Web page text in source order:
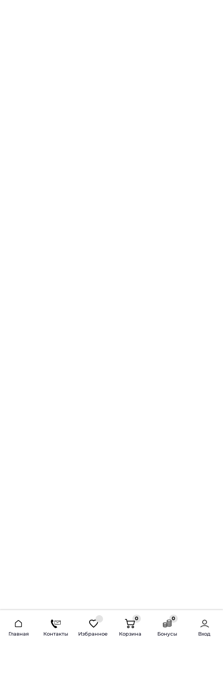
Главная Контакты Избранное
0
Корзина
0
Бонусы Вход
2026 © Продажа и установка автозвука.
Доставка по всей России и СНГ